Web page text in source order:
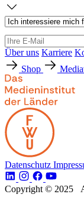
Über uns Karriere
Shop
Datenschutz
Copyright © 2025